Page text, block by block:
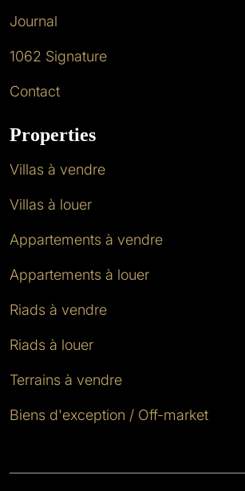
Journal
1062 Signature
Contact
Properties
Villas à vendre
Villas à louer
Appartements à vendre
Appartements à louer
Riads à vendre
Riads à louer
Terrains à vendre
Biens d'exception / Off-market